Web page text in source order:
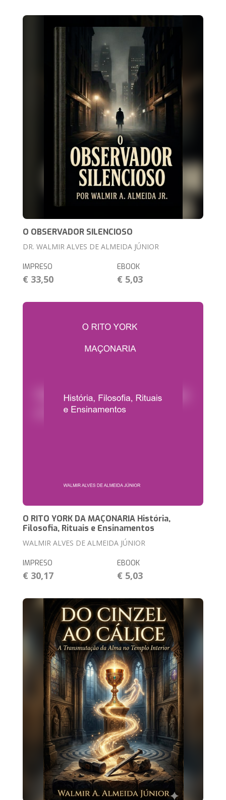
O OBSERVADOR SILENCIOSO
DR. WALMIR ALVES DE ALMEIDA JÚNIOR
IMPRESO
€ 33,50
EBOOK
€ 5,03
O RITO YORK DA MAÇONARIA História,
Filosofia, Rituais e Ensinamentos
WALMIR ALVES DE ALMEIDA JÚNIOR
IMPRESO
€ 30,17
EBOOK
€ 5,03